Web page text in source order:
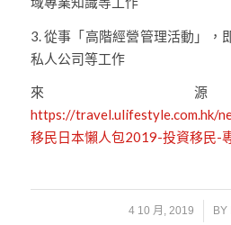
3. 從事「高階經營管理活動」，
私人公司等工作
來
https://travel.ulifestyle.com.hk/
移民日本懶人包2019-投資移民-
4 10 月, 2019
/ BY